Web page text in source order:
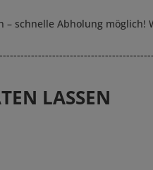
– schnelle Abholung
LASSEN